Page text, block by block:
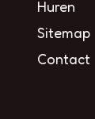
Huren
Sitemap
Contact